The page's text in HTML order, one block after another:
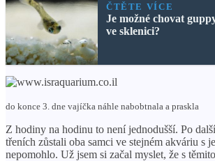
ČTĚTE VÍCE
Je možné chovat
ve sklenici?
do konce 3. dne vajíčka náhle nabobtnala a praskla
Z hodiny na hodinu to není jednodušší. Po
třeních zůstali oba samci ve stejném akváriu s
nepomohlo. Už jsem si začal myslet, že s